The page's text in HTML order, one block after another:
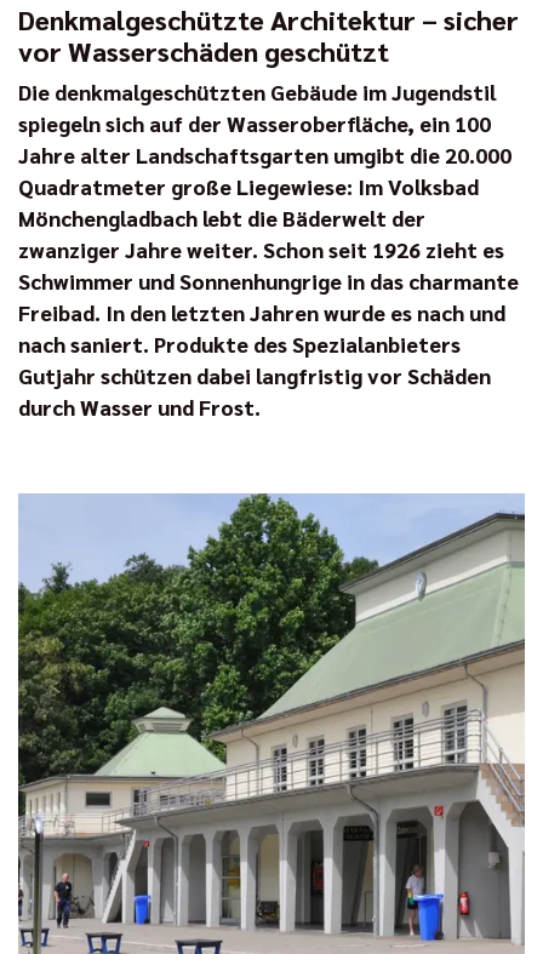
Denkmalgeschützte Architektur – sicher
vor Wasserschäden geschützt
Die denkmalgeschützten Gebäude im Jugendstil
spiegeln sich auf der Wasseroberfläche, ein 100
Jahre alter Landschaftsgarten umgibt die 20.000
Quadratmeter große Liegewiese: Im Volksbad
Mönchengladbach lebt die Bäderwelt der
zwanziger Jahre weiter. Schon seit 1926 zieht es
Schwimmer und Sonnenhungrige in das charmante
Freibad. In den letzten Jahren wurde es nach und
nach saniert. Produkte des Spezialanbieters
Gutjahr schützen dabei langfristig vor Schäden
durch Wasser und Frost.